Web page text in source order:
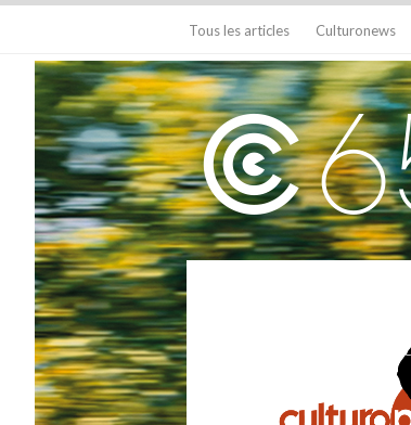
Tous les articles Culturonews